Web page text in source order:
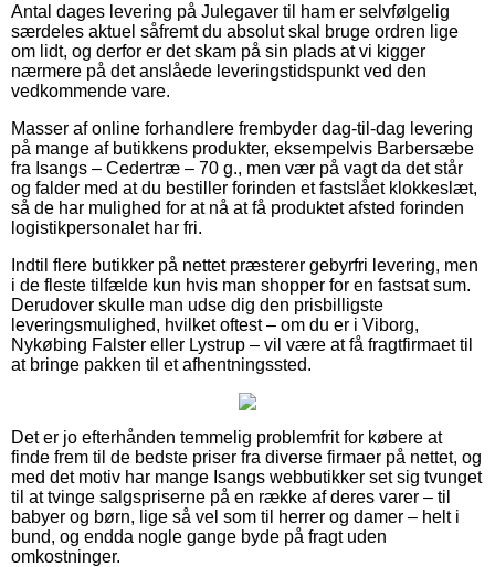
Antal dages levering på Julegaver til ham er selvfølgelig
særdeles aktuel såfremt du absolut skal bruge ordren lige
om lidt, og derfor er det skam på sin plads at vi kigger
nærmere på det anslåede leveringstidspunkt ved den
vedkommende vare.
Masser af online forhandlere frembyder dag-til-dag levering
på mange af butikkens produkter, eksempelvis Barbersæbe
fra Isangs – Cedertræ – 70 g., men vær på vagt da det står
og falder med at du bestiller forinden et fastslået klokkeslæt,
så de har mulighed for at nå at få produktet afsted forinden
logistikpersonalet har fri.
Indtil flere butikker på nettet præsterer gebyrfri levering, men
i de fleste tilfælde kun hvis man shopper for en fastsat sum.
Derudover skulle man udse dig den prisbilligste
leveringsmulighed, hvilket oftest – om du er i Viborg,
Nykøbing Falster eller Lystrup – vil være at få fragtfirmaet til
at bringe pakken til et afhentningssted.
Det er jo efterhånden temmelig problemfrit for købere at
finde frem til de bedste priser fra diverse firmaer på nettet, og
med det motiv har mange Isangs webbutikker set sig tvunget
til at tvinge salgspriserne på en række af deres varer – til
babyer og børn, lige så vel som til herrer og damer – helt i
bund, og endda nogle gange byde på fragt uden
omkostninger.